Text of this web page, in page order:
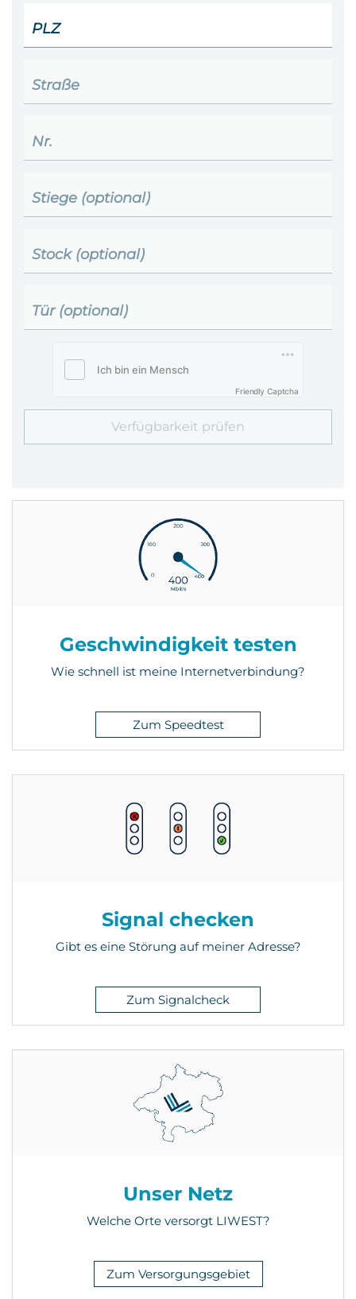
PLZ
Straße
Nr.
Stiege (optional)
Stock (optional)
Tür (optional)
Friendly Captcha
Geschwindigkeit testen
Wie schnell ist meine Internetverbindung?
Zum Speedtest
Signal checken
Gibt es eine Störung auf meiner Adresse?
Zum Signalcheck
Unser Netz
Welche Orte versorgt LIWEST?
Zum Versorgungsgebiet